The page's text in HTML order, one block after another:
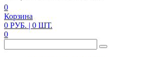
0
Корзина
0 РУБ. | 0 ШТ.
0